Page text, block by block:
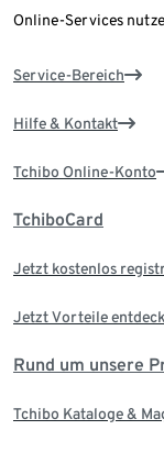
Online-Services
Service-Bereich
Hilfe & Kontakt
Tchibo Online-Konto
TchiboCard
Jetzt kostenlos
Jetzt Vorteile
Rund um unsere
Tchibo Kataloge &